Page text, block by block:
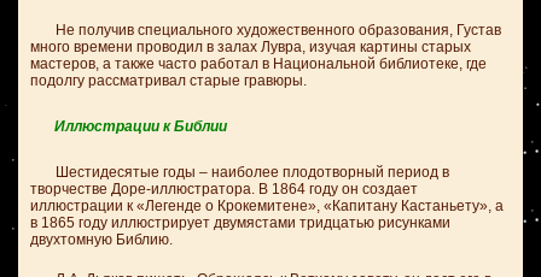
Не получив специального художественного образования, Густав
много времени проводил в залах Лувра, изучая картины старых
мастеров, а также часто работал в Национальной библиотеке, где
подолгу рассматривал старые гравюры.
Иллюстрации к Библии
Шестидесятые годы – наиболее плодотворный период в
творчестве Доре-иллюстратора. В 1864 году он создает
иллюстрации к «Легенде о Крокемитене», «Капитану Кастаньету», а
в 1865 году иллюстрирует двумястами тридцатью рисунками
двухтомную Библию.